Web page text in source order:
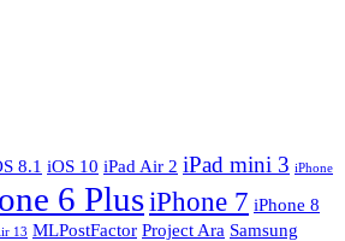
8.1 iOS 10 iPad Air 2 iPad mini 3 iPhone
6 PlusiPhone 7 iPhone 8
13 MLPostFactor Project Ara Samsung